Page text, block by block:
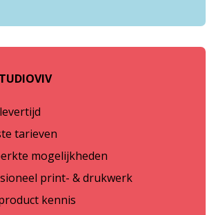
tarieven
mogelijkheden
print- & drukwerk
kennis